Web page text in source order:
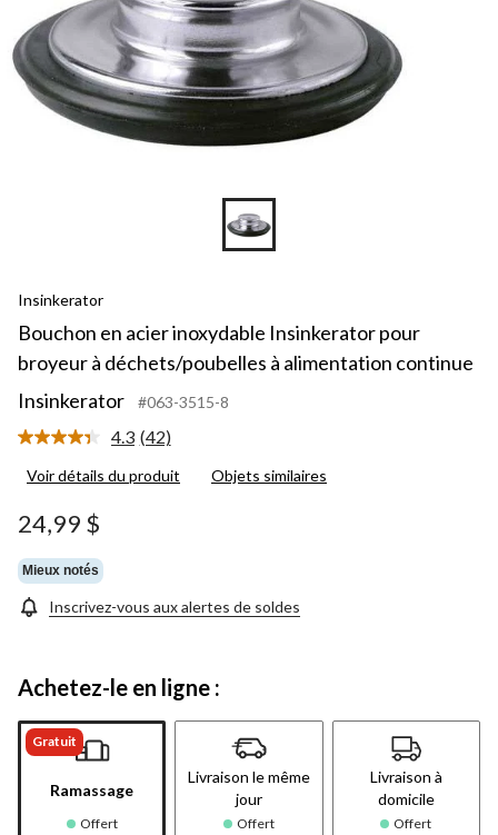
Insinkerator
Bouchon en acier inoxydable Insinkerator pour
broyeur à déchets/poubelles à alimentation continue
Insinkerator
#063-3515-8
4.3 Lire
42
(42)
Voir détails du produit Objets similaires
24,99 $
Mieux notés
Inscrivez-vous aux alertes de soldes
Achetez-le en ligne :
Gratuit
Ramassage
Offert
Livraison le même
jour
Offert
Livraison à
domicile
Offert